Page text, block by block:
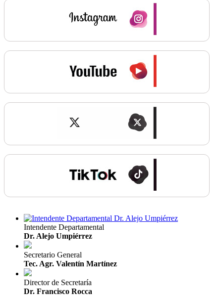
Intendente Departamental
Dr. Alejo Umpiérrez
Secretario General
Tec. Agr. Valentín Martínez
Director de Secretaría
Dr. Francisco Rocca